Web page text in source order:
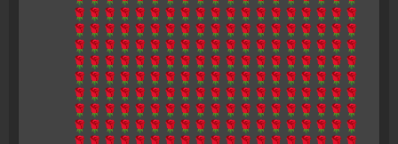
🌹🌹🌹🌹🌹🌹🌹🌹🌹🌹🌹🌹🌹🌹🌹🌹🌹🌹🌹
🌹🌹🌹🌹🌹🌹🌹🌹🌹🌹🌹🌹🌹🌹🌹🌹🌹🌹🌹
🌹🌹🌹🌹🌹🌹🌹🌹🌹🌹🌹🌹🌹🌹🌹🌹🌹🌹🌹
🌹🌹🌹🌹🌹🌹🌹🌹🌹🌹🌹🌹🌹🌹🌹🌹🌹🌹🌹
🌹🌹🌹🌹🌹🌹🌹🌹🌹🌹🌹🌹🌹🌹🌹🌹🌹🌹🌹
🌹🌹🌹🌹🌹🌹🌹🌹🌹🌹🌹🌹🌹🌹🌹🌹🌹🌹🌹
🌹🌹🌹🌹🌹🌹🌹🌹🌹🌹🌹🌹🌹🌹🌹🌹🌹🌹🌹
🌹🌹🌹🌹🌹🌹🌹🌹🌹🌹🌹🌹🌹🌹🌹🌹🌹🌹🌹